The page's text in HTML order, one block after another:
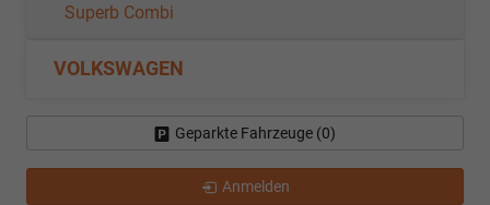
Superb Combi
VOLKSWAGEN
Geparkte Fahrzeuge (0)
Anmelden